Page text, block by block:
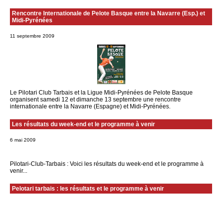
Rencontre Internationale de Pelote Basque entre la Navarre (Esp.) et
Midi-Pyrénées
11 septembre 2009
Le Pilotari Club Tarbais et la Ligue Midi-Pyrénées de Pelote Basque
organisent samedi 12 et dimanche 13 septembre une rencontre
internationale entre la Navarre (Espagne) et Midi-Pyrénées.
Les résultats du week-end et le programme à venir
6 mai 2009
Pilotari-Club-Tarbais : Voici les résultats du week-end et le programme à
venir...
Pelotari tarbais : les résultats et le programme à venir